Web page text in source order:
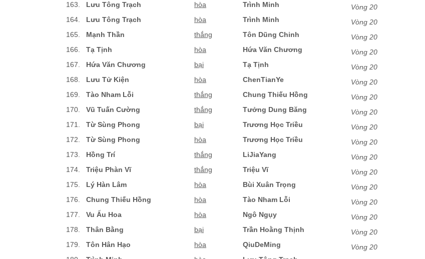
163.
Lưu Tông Trạch hòa Trình Minh
Vòng 20
164.
Lưu Tông Trạch hòa Trình Minh
Vòng 20
165.
Mạnh Thần thắng Tôn Dũng Chinh
Vòng 20
166.
Tạ Tịnh hòa Hứa Văn Chương
Vòng 20
167.
Hứa Văn Chương bại Tạ Tịnh
Vòng 20
168.
Lưu Tử Kiện hòa ChenTianYe
Vòng 20
169.
Tào Nham Lỗi thắng Chung Thiếu Hồng
Vòng 20
170.
Vũ Tuấn Cường thắng Tưởng Dung Băng
Vòng 20
171.
Từ Sùng Phong bại Trương Học Triều
Vòng 20
172.
Từ Sùng Phong hòa Trương Học Triều
Vòng 20
173.
Hồng Trí thắng LiJiaYang
Vòng 20
174.
Triệu Phàn Vĩ thắng Triệu Vĩ
Vòng 20
175.
Lý Hàn Lâm hòa Bùi Xuân Trọng
Vòng 20
176.
Chung Thiếu Hồng hòa Tào Nham Lỗi
Vòng 20
177.
Vu Ấu Hoa hòa Ngô Ngụy
Vòng 20
178.
Thân Bằng bại Trần Hoằng Thịnh
Vòng 20
179.
Tôn Hân Hạo hòa QiuDeMing
Vòng 20